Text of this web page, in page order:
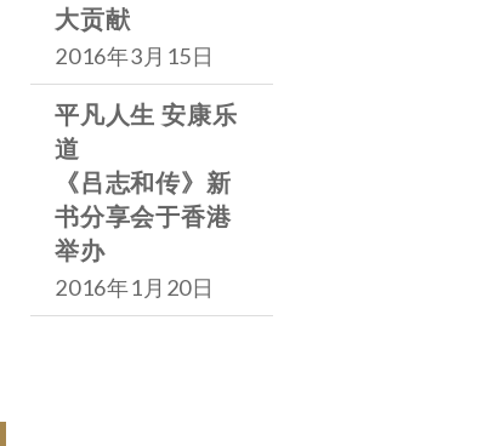
大贡献
2016年3月15日
平凡人生 安康乐
道
《吕志和传》新
书分享会于香港
举办
2016年1月20日